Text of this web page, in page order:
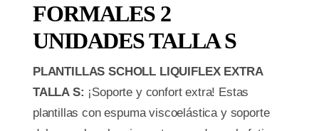
FORMALES 2
UNIDADES TALLA S
PLANTILLAS SCHOLL LIQUIFLEX EXTRA
TALLA S: ¡Soporte y confort extra! Estas
plantillas con espuma viscoelástica y soporte